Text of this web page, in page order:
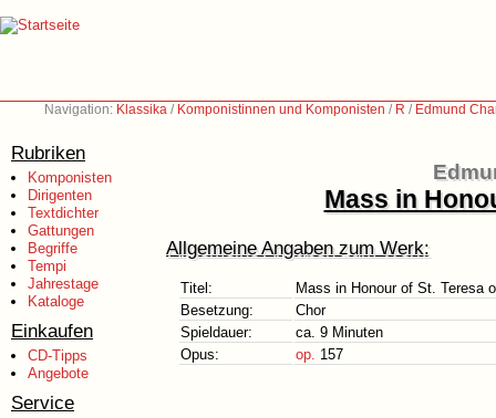
Navigation: Klassika / Komponistinnen und Komponisten / R / Edmund
Rubriken
Komponisten
Dirigenten
Textdichter
Gattungen
Begriffe
Tempi
Jahrestage
Kataloge
Einkaufen
CD-Tipps
Angebote
Service
Mass in
Allgemeine Angaben zum Werk:
Titel:
Mass in Honour of St. Teresa
Besetzung:
Chor
Spieldauer:
ca. 9 Minuten
Opus:
op. 157